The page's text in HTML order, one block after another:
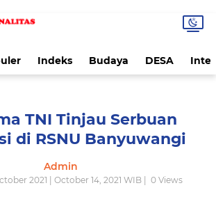
Indeks Budaya DESA
TNI Tinjau Serbuan
di RSNU Banyuwangi
Admin
2021 | October 14, 2021 WIB | 0Views